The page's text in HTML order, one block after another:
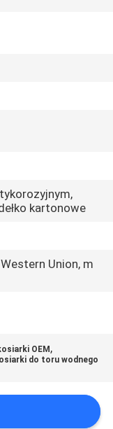
kartonowe
Union, m
OEM ,
do toru wodnego